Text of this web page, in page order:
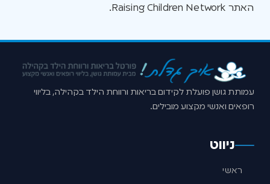
האתר Raising Children Network.
עמותת גושן פועלת לקידום בריאות ורווחת הילד בקהילה, בליווי
רופאים ואנשי מקצוע מובילים.
ניווט
ראשי